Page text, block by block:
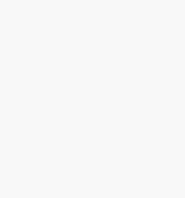
員用熱血同堅